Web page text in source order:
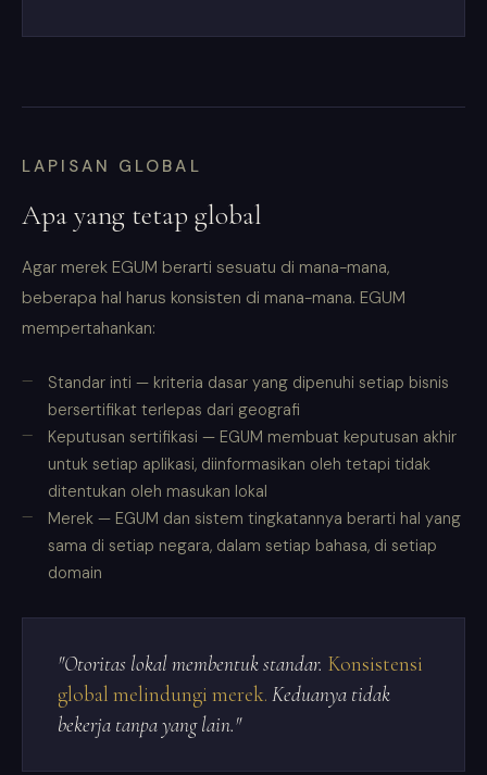
LAPISAN GLOBAL
Apa yang tetap global
Agar merek EGUM berarti sesuatu di mana-mana,
beberapa hal harus konsisten di mana-mana. EGUM
mempertahankan:
Standar inti — kriteria dasar yang dipenuhi setiap bisnis
bersertifikat terlepas dari geografi
Keputusan sertifikasi — EGUM membuat keputusan akhir
untuk setiap aplikasi, diinformasikan oleh tetapi tidak
ditentukan oleh masukan lokal
Merek — EGUM dan sistem tingkatannya berarti hal yang
sama di setiap negara, dalam setiap bahasa, di setiap
domain
"Otoritas lokal membentuk standar. Konsistensi
global melindungi merek. Keduanya tidak
bekerja tanpa yang lain."